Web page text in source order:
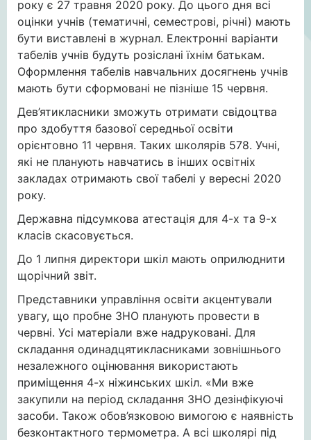
року є 27 травня 2020 року. До цього дня всі
оцінки учнів (тематичні, семестрові, річні) мають
бути виставлені в журнал. Електронні варіанти
табелів учнів будуть розіслані їхнім батькам.
Оформлення табелів навчальних досягнень учнів
мають бути сформовані не пізніше 15 червня.
Дев’ятикласники зможуть отримати свідоцтва
про здобуття базової середньої освіти
орієнтовно 11 червня. Таких школярів 578. Учні,
які не планують навчатись в інших освітніх
закладах отримають свої табелі у вересні 2020
року.
Державна підсумкова атестація для 4-х та 9-х
класів скасовується.
До 1 липня директори шкіл мають оприлюднити
щорічний звіт.
Представники управління освіти акцентували
увагу, що пробне ЗНО планують провести в
червні. Усі матеріали вже надруковані. Для
складання одинадцятикласниками зовнішнього
незалежного оцінювання використають
приміщення 4-х ніжинських шкіл. «Ми вже
закупили на період складання ЗНО дезінфікуючі
засоби. Також обов’язковою вимогою є наявність
безконтактного термометра. А всі школярі під